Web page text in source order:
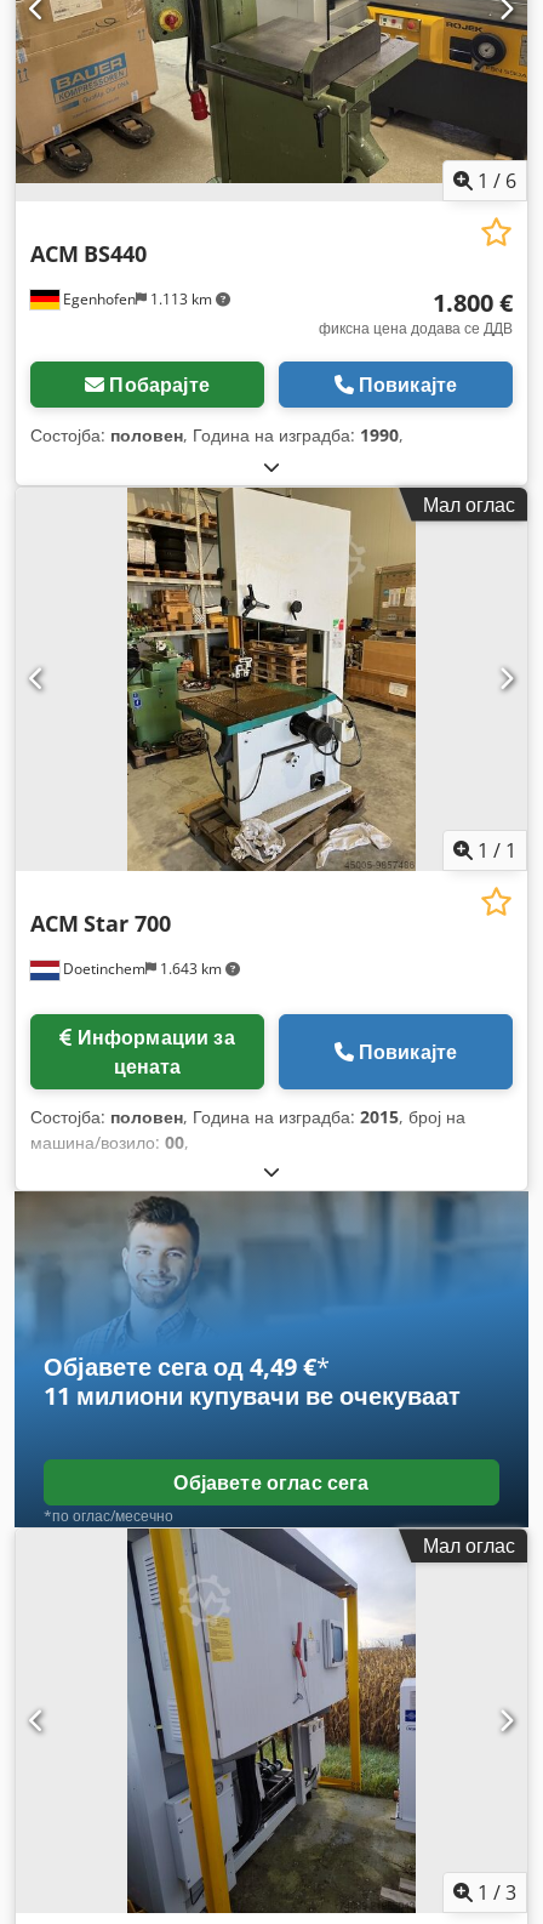
1 / 6
Egenhofen 1.113 km
ACM BS440
1.800 €
фиксна цена додава се ДДВ
Побарајте Повикајте
Состојба: половен, Година на изградба: 1990,
Мал оглас
1 / 1
Doetinchem 1.643 km
ACM Star 700
цената
Повикајте
Состојба: половен, Година на изградба: 2015, број на
машина/возило: 00,
Објавете сега од 4,49 €*
11 милиони купувачи ве очекуваат
Објавете оглас сега
*по оглас/месечно
Мал оглас
1 /3